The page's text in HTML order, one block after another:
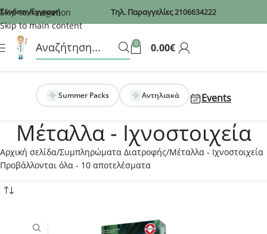
Recaptcha
Skip to navigation
Skip to main content
Σύνδεση/Εγγραφή Τηλ. Παραγγελίες2106634222
0 0.00€
Summer Packs Αντηλιακά Events
Μέταλλα - Ιχνοστοιχεία
Αρχική σελίδα Συμπληρώματα Διατροφής Μέταλλα - Ιχνοστοιχεία
Προβάλλονται όλα - 10 αποτελέσματα